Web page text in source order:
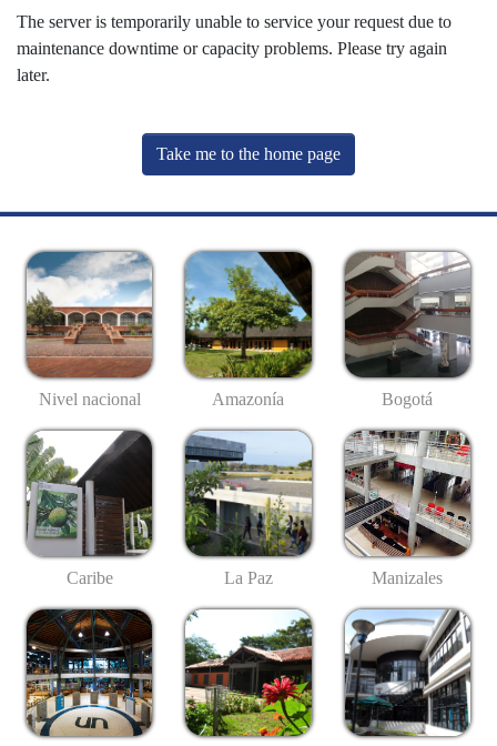
The server is temporarily unable to service your request due to
maintenance downtime or capacity problems. Please try again
later.
Take me to the home page
Nivel nacional Amazonía Bogotá
Caribe La Paz Manizales